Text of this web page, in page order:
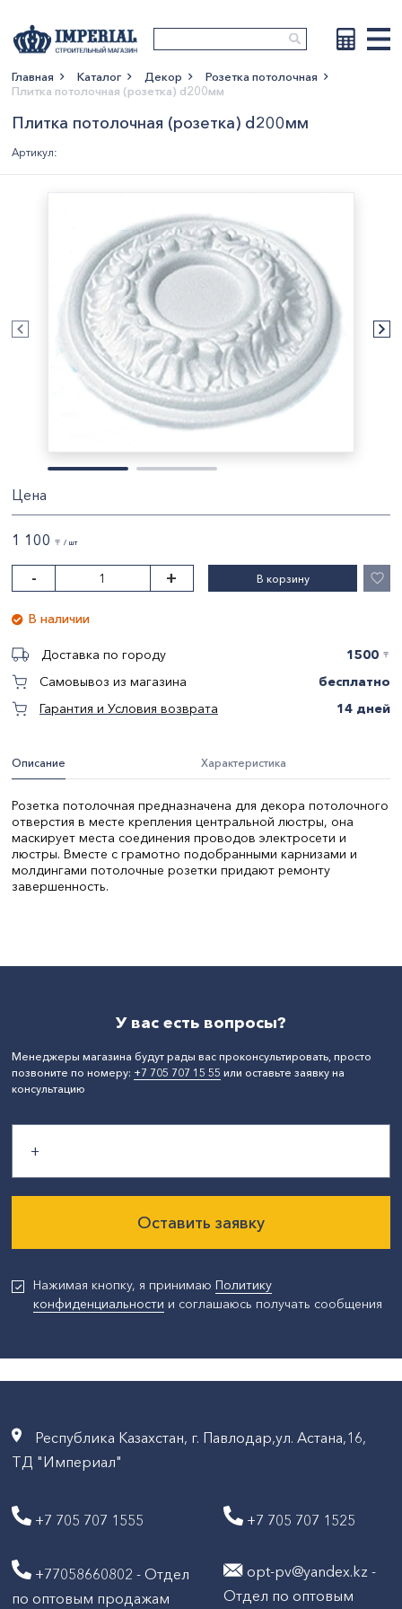
Главная Каталог Декор
Розетка потолочная
Плитка потолочная (розетка) d200мм
Плитка потолочная (розетка) d200мм
Артикул:
Описание Характеристика
Розетка потолочная предназначена для декора потолочного
отверстия в месте крепления центральной люстры, она
маскирует места соединения проводов электросети и
люстры. Вместе с грамотно подобранными карнизами и
молдингами потолочные розетки придают ремонту
завершенность.
Цена
1 100 〒 / шт
- + В корзину
В наличии
Доставка по городу 1500 〒
Самовывоз из магазина
бесплатно
Гарантия и Условия возврата
14 дней
У вас есть вопросы?
Менеджеры магазина будут рады вас проконсультировать, просто
позвоните по номеру: +7 705 707 15 55 или оставьте заявку на
консультацию
Оставить заявку
Нажимая кнопку, я принимаю Политику
конфиденциальности и соглашаюсь получать сообщения
Республика Казахстан, г. Павлодар,ул. Астана,16,
ТД "Империал"
+7 705 707 1555 +7 705 707 1525
+77058660802 - Отдел
по оптовым продажам
opt-pv@yandex.kz -
Отдел по оптовым